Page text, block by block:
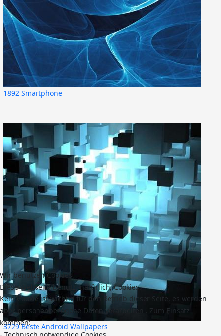
1892 Smartphone
3729 Beste Android Wallpapers
Wir benutzen Cookies
Diese Webseite benutz, natürlich, Cookies.
Kein Cookie ist wichtig für den Betrieb dieser Seite, es werden
aber personenbezogene Daten verarbeiten . Zum Einsatz
kommen: